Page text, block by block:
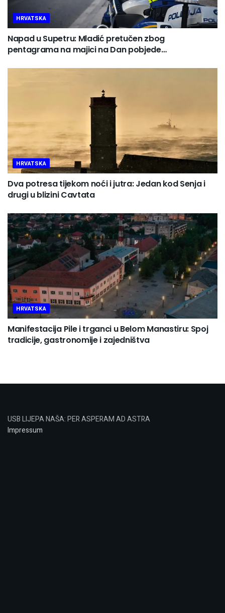
HRVATSKA
Napad u Supetru: Mladić pretučen zbog
pentagrama na majici na Dan pobjede…
HRVATSKA
Dva potresa tijekom noći i jutra: Jedan kod Senja i
drugi u blizini Cavtata
HRVATSKA
Manifestacija Pile i trganci u Belom Manastiru: Spoj
tradicije, gastronomije i zajedništva
USB LIJEPA NAŠA: PER ASPERAM AD ASTRA
Impressum